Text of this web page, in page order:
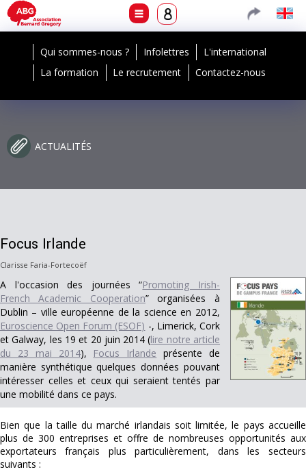
Qui sommes-nous ? Infolettres
L'international
La formation
Le recrutement Contactez-nous
ACTUALITÉS
Focus Irlande
Clarisse Faria-Fortecoëf
A l'occasion des journées “Promoting Irish-
French Academic Cooperation” organisées à
Dublin – ville européenne de la science en 2012,
Euroscience Open Forum (ESOF) -, Limerick, Cork
et Galway, les 19 et 20 juin 2014 (lire notre article
du 23 mai 2014), Focus Irlande présente de
manière synthétique quelques données pouvant
intéresser celles et ceux qui seraient tentés par
une mobilité dans ce pays.
Bien que la taille du marché irlandais soit limitée, le pays accueille
plus de 300 entreprises et offre de nombreuses opportunités aux
exportateurs français plus particulièrement, dans les secteurs
suivants :